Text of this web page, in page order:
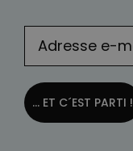
... ET C´EST PARTI !